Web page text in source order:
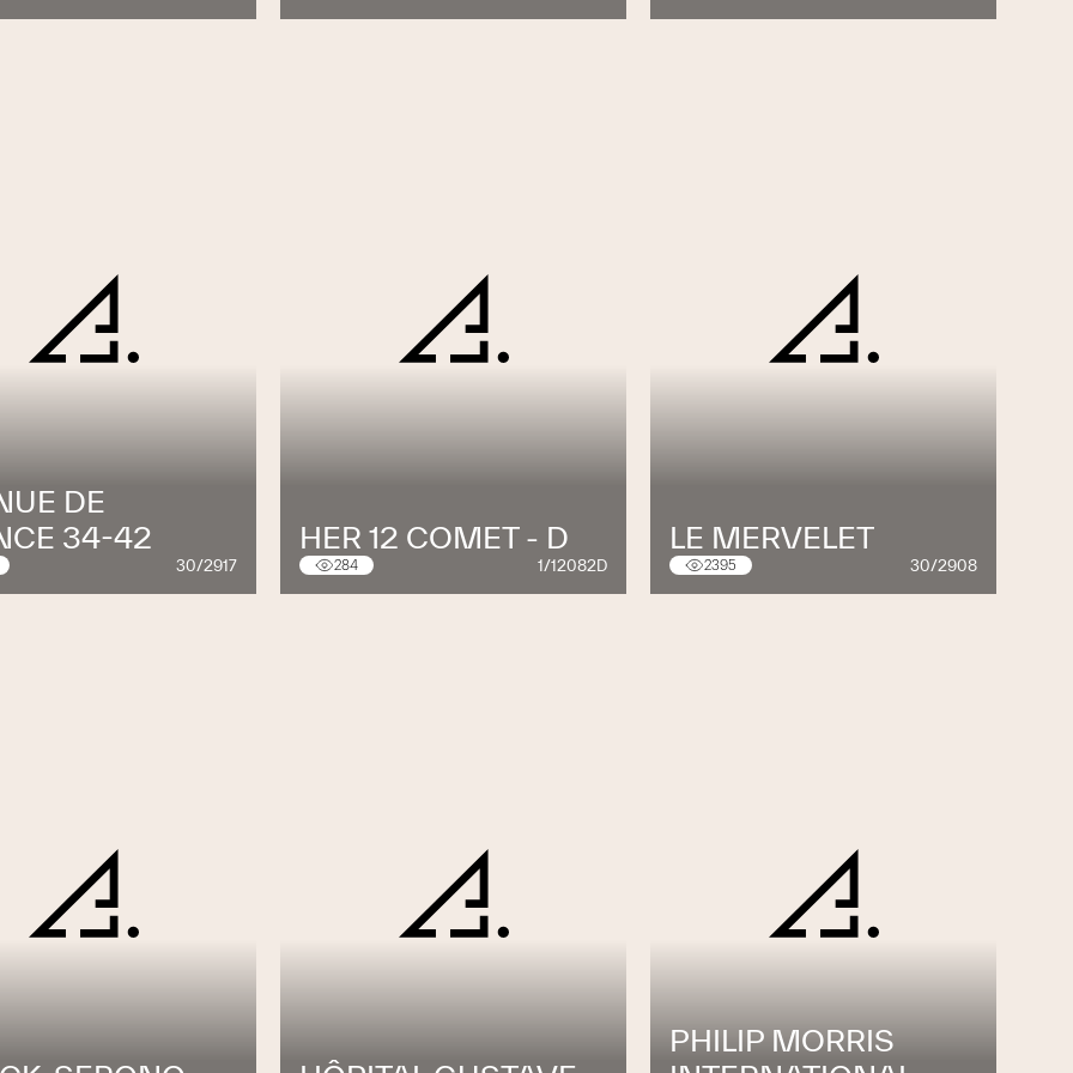
DE
34-42
30/2917
HER 12 COMET - D
284 1/12082D
LE MERVELET
2395 30/2908
PHILIP MORRIS